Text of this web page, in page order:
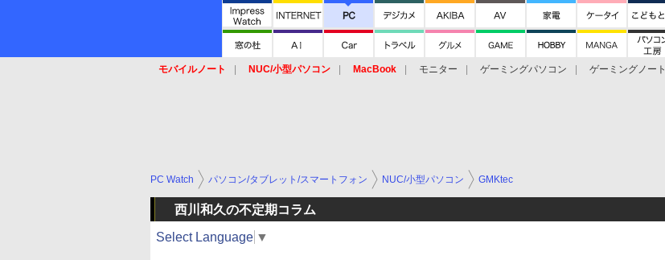
モバイルノート NUC/小型パソコン MacBook モニター ゲーミングパソコン ゲーミングノート
PC Watch パソコン/タブレット/スマートフォン NUC/小型パソコン GMKtec
西川和久の不定期コラム
Select Language ▼